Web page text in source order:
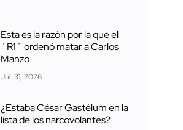
Esta es la razón por la que el
´R1´ ordenó matar a Carlos
Manzo
Jul. 31, 2026
¿Estaba César Gastélum en la
lista de los narcovolantes?